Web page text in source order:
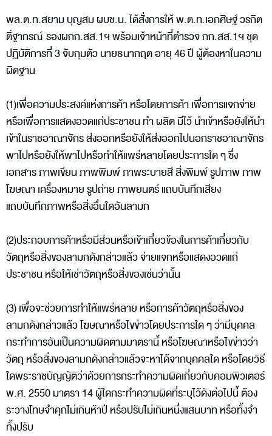
พล.ต.ท.สยาม บุญสม ผบช.น. ได้สั่งการให้ พ.ต.ท.เอกศิษฐ์ วรกิต
ติ์ฐากรณ์ รองผกก.สส.1ฯ พร้อมเจ้าหน้าที่ตำรวจ กก.สส.1ฯ ชุด
ปฏิบัติการที่ 3 จับกุมตัว นายธนากฤต อายุ 46 ปี ผู้ต้องหาในความ
ผิดฐาน
(1)เพื่อความประสงค์แห่งการค้า หรือโดยการค้า เพื่อการแจกจ่าย
หรือเพื่อการแสดงอวดแก่ประชาชน ทำ ผลิต มีไว้ นำเข้าหรือยังให้นำ
เข้าในราชอาณาจักร ส่งออกหรือยังให้ส่งออกไปนอกราชอาณาจักร
พาไปหรือยังให้พาไปหรือทำให้แพร่หลายโดยประการใด ๆ ซึ่ง
เอกสาร ภาพเขียน ภาพพิมพ์ ภาพระบายสี สิ่งพิมพ์ รูปภาพ ภาพ
โฆษณา เครื่องหมาย รูปถ่าย ภาพยนตร์ แถบบันทึกเสียง
แถบบันทึกภาพหรือสิ่งอื่นใดอันลามก
(2)ประกอบการค้าหรือมีส่วนหรือเข้าเกี่ยวข้องในการค้าเกี่ยวกับ
วัตถุหรือสิ่งของลามกดังกล่าวแล้ว จ่ายแจกหรือแสดงอวดแก่
ประชาชน หรือให้เช่าวัตถุหรือสิ่งของเช่นว่านั้น
(3) เพื่อจะช่วยการทำให้แพร่หลาย หรือการค้าวัตถุหรือสิ่งของ
ลามกดังกล่าวแล้ว โฆษณาหรือไขข่าวโดยประการใด ๆ ว่ามีบุคคล
กระทำการอันเป็นความผิดตามมาตรานี้ หรือโฆษณาหรือไขข่าวว่า
วัตถุ หรือสิ่งของลามกดังกล่าวแล้วจะหาได้จากบุคคลใด หรือโดยวิธี
ใดพระราชบัญญัติว่าด้วยการกระทำความผิดเกี่ยวกับคอมพิวเตอร์
พ.ศ. 2550 มาตรา 14 ผู้ใดกระทำความผิดที่ระบุไว้ดังต่อไปนี้ ต้อง
ระวางโทษจำคุกไม่เกินห้าปี หรือปรับไม่เกินหนึ่งแสนบาท หรือทั้งจำ
ทั้งปรับ